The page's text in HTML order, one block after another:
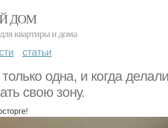
ДОМ
квартиры и дома
статьи
одна, и когда
свою зону.